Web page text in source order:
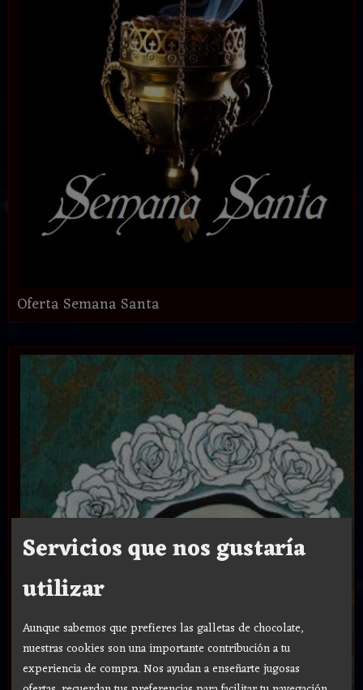
Oferta Semana Santa
Servicios que nos gustaría
utilizar
Aunque sabemos que prefieres las galletas de chocolate,
nuestras cookies son una importante contribución a tu
experiencia de compra. Nos ayudan a enseñarte jugosas